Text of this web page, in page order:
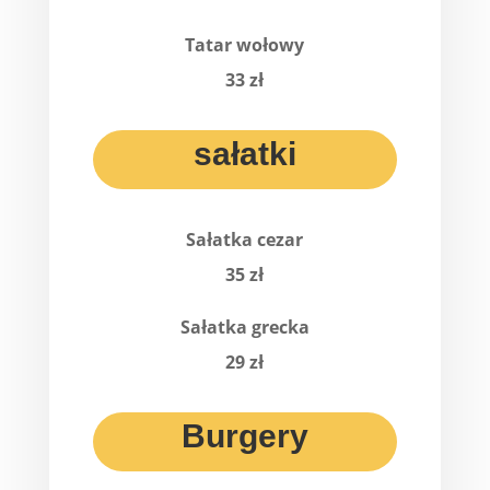
Tatar wołowy
33 zł
sałatki
Sałatka cezar
35 zł
Sałatka grecka
29 zł
Burgery